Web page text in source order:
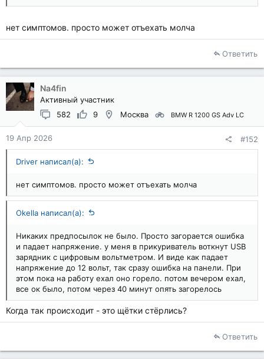
нет симптомов. просто может отъехать молча
Ответить
Na4fin
Активный участник
582
9 Москва BMW R 1200 GS Adv LC
19 Апр 2026 #152
Driver написал(а):
нет симптомов. просто может отъехать молча
Okella написал(а):
Никаких предпосылок не было. Просто загорается ошибка
и падает напряжение. у меня в прикуриватель воткнут USB
зарядник с цифровым вольтметром. И виде как падает
напряжение до 12 вольт, так сразу ошибка на панели. При
этом пока на работу ехал оно горело. потом вечером ехал,
все ок было, потом через 40 минут опять загорелось
Когда так происходит - это щётки стёрлись?
Ответить